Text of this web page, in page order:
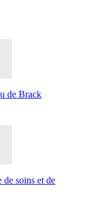
de Brack
soins et de